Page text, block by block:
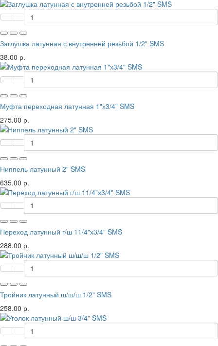
Заглушка латунная с внутренней резьбой 1/2" SMS
38.00 р.
Муфта переходная латунная 1"х3/4" SMS
275.00 р.
Ниппель латунный 2" SMS
635.00 р.
Переход латунный г/ш 11/4"х3/4" SMS
288.00 р.
Тройник латунный ш/ш/ш 1/2" SMS
258.00 р.